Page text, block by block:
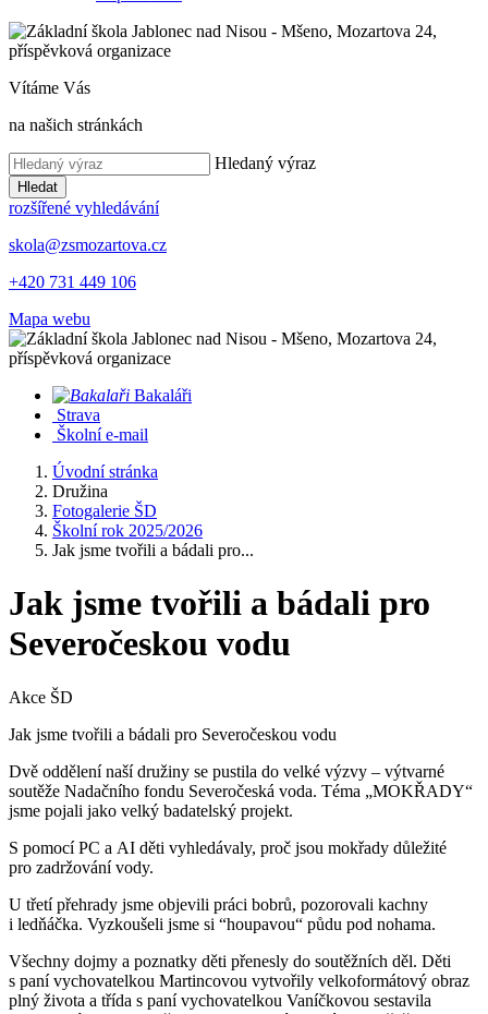
Vítáme Vás
na našich stránkách
Hledaný výraz
Hledat
rozšířené vyhledávání
skola@zsmozartova.cz
+420 731 449 106
Mapa webu
Bakaláři
Strava
Školní e-mail
Úvodní stránka
Družina
Fotogalerie ŠD
Školní rok 2025/2026
Jak jsme tvořili a bádali pro...
Jak jsme tvořili a bádali pro
Severočeskou vodu
Akce ŠD
Jak jsme tvořili a bádali pro Severočeskou vodu
Dvě oddělení naší družiny se pustila do velké výzvy – výtvarné
soutěže Nadačního fondu Severočeská voda. Téma „MOKŘADY“
jsme pojali jako velký badatelský projekt.
S pomocí PC a AI děti vyhledávaly, proč jsou mokřady důležité
pro zadržování vody.
U třetí přehrady jsme objevili práci bobrů, pozorovali kachny
i ledňáčka. Vyzkoušeli jsme si “houpavou“ půdu pod nohama.
Všechny dojmy a poznatky děti přenesly do soutěžních děl. Děti
s paní vychovatelkou Martincovou vytvořily velkoformátový obraz
plný života a třída s paní vychovatelkou Vaníčkovou sestavila